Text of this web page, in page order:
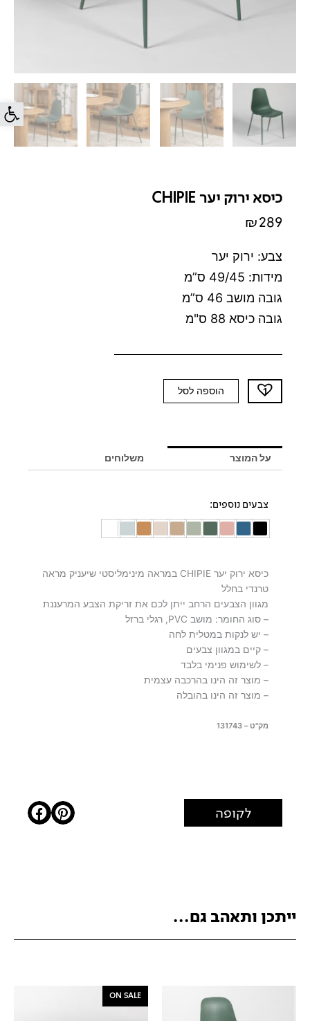
פתח
כיסא ירוק יער CHIPIE
₪289
צבע: ירוק יער
מידות: 49/45 ס”מ
גובה מושב 46 ס”מ
גובה כיסא 88 ס"מ
כמות
של
יער
CHIPIE
הוספה לסל
על המוצר משלוחים
צבעים נוספים:
כיסא ירוק יער CHIPIE במראה מינימליסטי שיעניק מראה
טרנדי בחלל
מגוון הצבעים הרחב ייתן לכם את זריקת הצבע המרעננת
– סוג החומר: מושב PVC, רגלי ברזל
– יש לנקות במטלית לחה
– קיים במגוון צבעים
– לשימוש פנימי בלבד
– מוצר זה הינו בהרכבה עצמית
– מוצר זה הינו בהובלה
מק"ט – 131743
לקופה
ייתכן ותאהב גם...
ON SALE